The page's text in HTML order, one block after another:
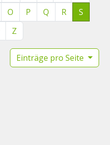
O P Q R
S
Z
Einträge pro Seite